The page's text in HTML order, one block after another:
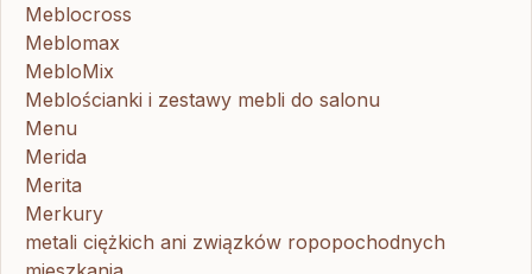
Meblocross
Meblomax
MebloMix
Meblościanki i zestawy mebli do salonu
Menu
Merida
Merita
Merkury
metali ciężkich ani związków ropopochodnych